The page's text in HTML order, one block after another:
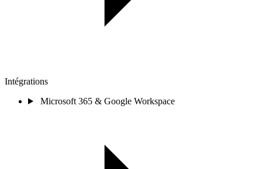
Intégrations
Microsoft 365 & Google Workspace